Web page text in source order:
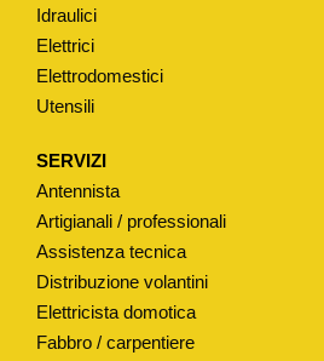
O
N
A
E
T
P
O
S
Idraulici
Elettrici
Elettrodomestici
Utensili
SERVIZI
Antennista
Artigianali / professionali
Assistenza tecnica
Distribuzione volantini
Elettricista domotica
Fabbro / carpentiere